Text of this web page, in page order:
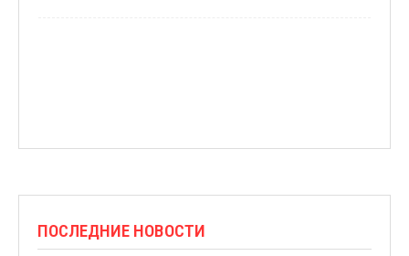
ПОСЛЕДНИЕ НОВОСТИ